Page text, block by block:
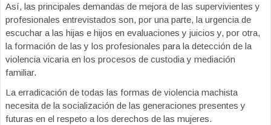
Así, las principales demandas de mejora de las supervivientes y
profesionales entrevistados son, por una parte, la urgencia de
escuchar a las hijas e hijos en evaluaciones y juicios y, por otra,
la formación de las y los profesionales para la detección de la
violencia vicaria en los procesos de custodia y mediación
familiar.
La erradicación de todas las formas de violencia machista
necesita de la socialización de las generaciones presentes y
futuras en el respeto a los derechos de las mujeres.